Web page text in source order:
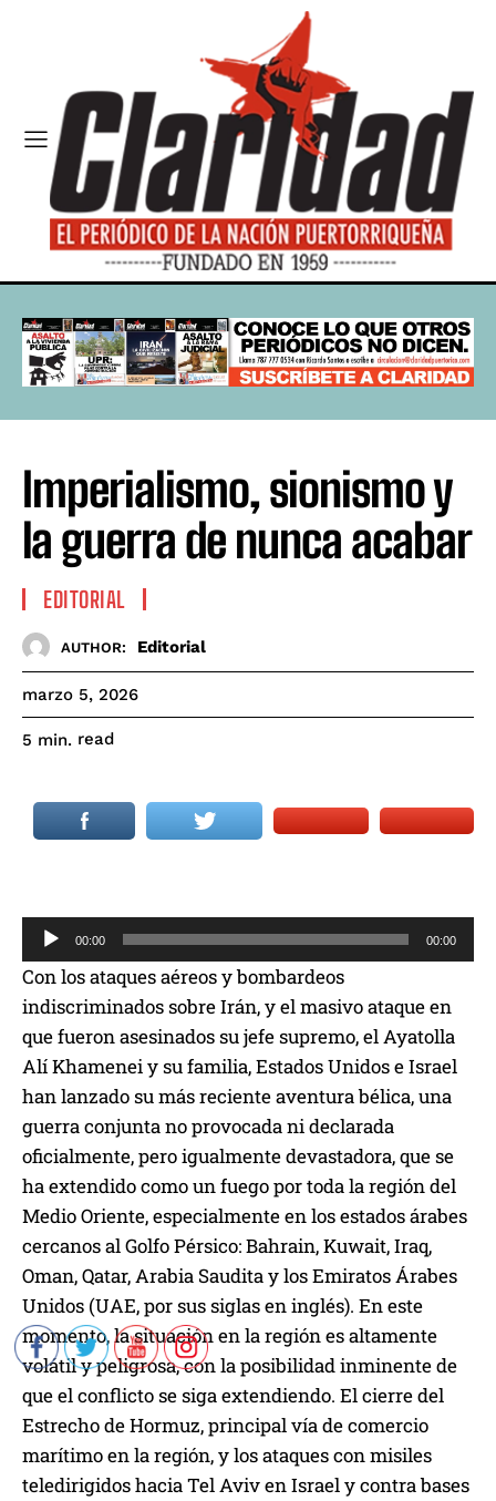
Imperialismo, sionismo y
la guerra de nunca acabar
EDITORIAL
AUTHOR: Editorial
marzo 5, 2026
5 min. read
e
p
r
o
d
u
c
t
o
r
d
e
a
u
d
i
o
00:00 00:00
Con los ataques aéreos y bombardeos
indiscriminados sobre Irán, y el masivo ataque en
que fueron asesinados su jefe supremo, el Ayatolla
Alí Khamenei y su familia, Estados Unidos e Israel
han lanzado su más reciente aventura bélica, una
guerra conjunta no provocada ni declarada
oficialmente, pero igualmente devastadora, que se
ha extendido como un fuego por toda la región del
Medio Oriente, especialmente en los estados árabes
cercanos al Golfo Pérsico: Bahrain, Kuwait, Iraq,
Oman, Qatar, Arabia Saudita y los Emiratos Árabes
Unidos (UAE, por sus siglas en inglés). En este
momento, la situación en la región es altamente
volátil y peligrosa, con la posibilidad inminente de
que el conflicto se siga extendiendo. El cierre del
Estrecho de Hormuz, principal vía de comercio
marítimo en la región, y los ataques con misiles
teledirigidos hacia Tel Aviv en Israel y contra bases